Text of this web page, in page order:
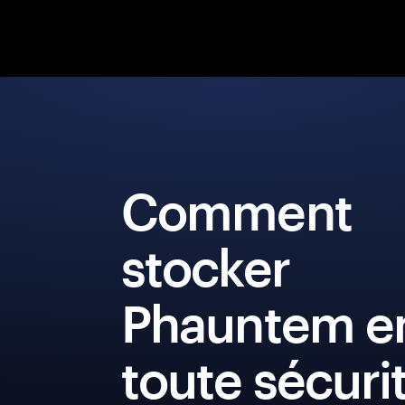
Comment
stocker
Phauntem
toute